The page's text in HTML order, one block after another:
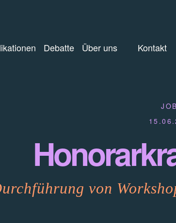
Debatte Über uns Kontakt
von